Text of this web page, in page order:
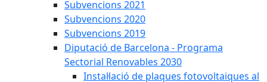
Subvencions 2021
Subvencions 2020
Subvencions 2019
Diputació de Barcelona - Programa
Sectorial Renovables 2030
Instal·lació de plaques fotovoltaiques al